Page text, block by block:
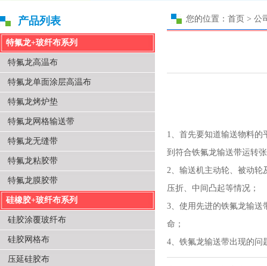
产品列表
特氟龙+玻纤布系列
特氟龙高温布
特氟龙单面涂层高温布
特氟龙烤炉垫
特氟龙网格输送带
特氟龙无缝带
特氟龙粘胶带
特氟龙膜胶带
硅橡胶+玻纤布系列
硅胶涂覆玻纤布
硅胶网格布
压延硅胶布
您的位置：首页 > 公
1、首先要知道输送物料
到符合铁氟龙输送带运转
2、输送机主动轮、被动轮
压折、中间凸起等情况；
3、使用先进的铁氟龙输送
命；
4、铁氟龙输送带出现的问